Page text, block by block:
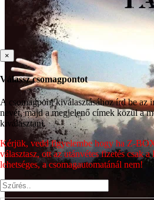
×
Válassz csomagpontot
A csomagpont kiválasztásához írd be az
nevét, majd a megjelenő címek közül a
kiválasztani.
Kérjük, vedd figyelembe hogy ha Z-
választasz, ott az utánvétes fizetés csak
lehetséges, a csomagautomatánál nem!